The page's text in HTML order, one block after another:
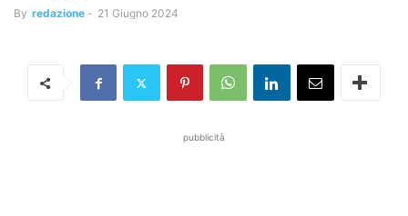
By redazione - 21 Giugno 2024
pubblicità